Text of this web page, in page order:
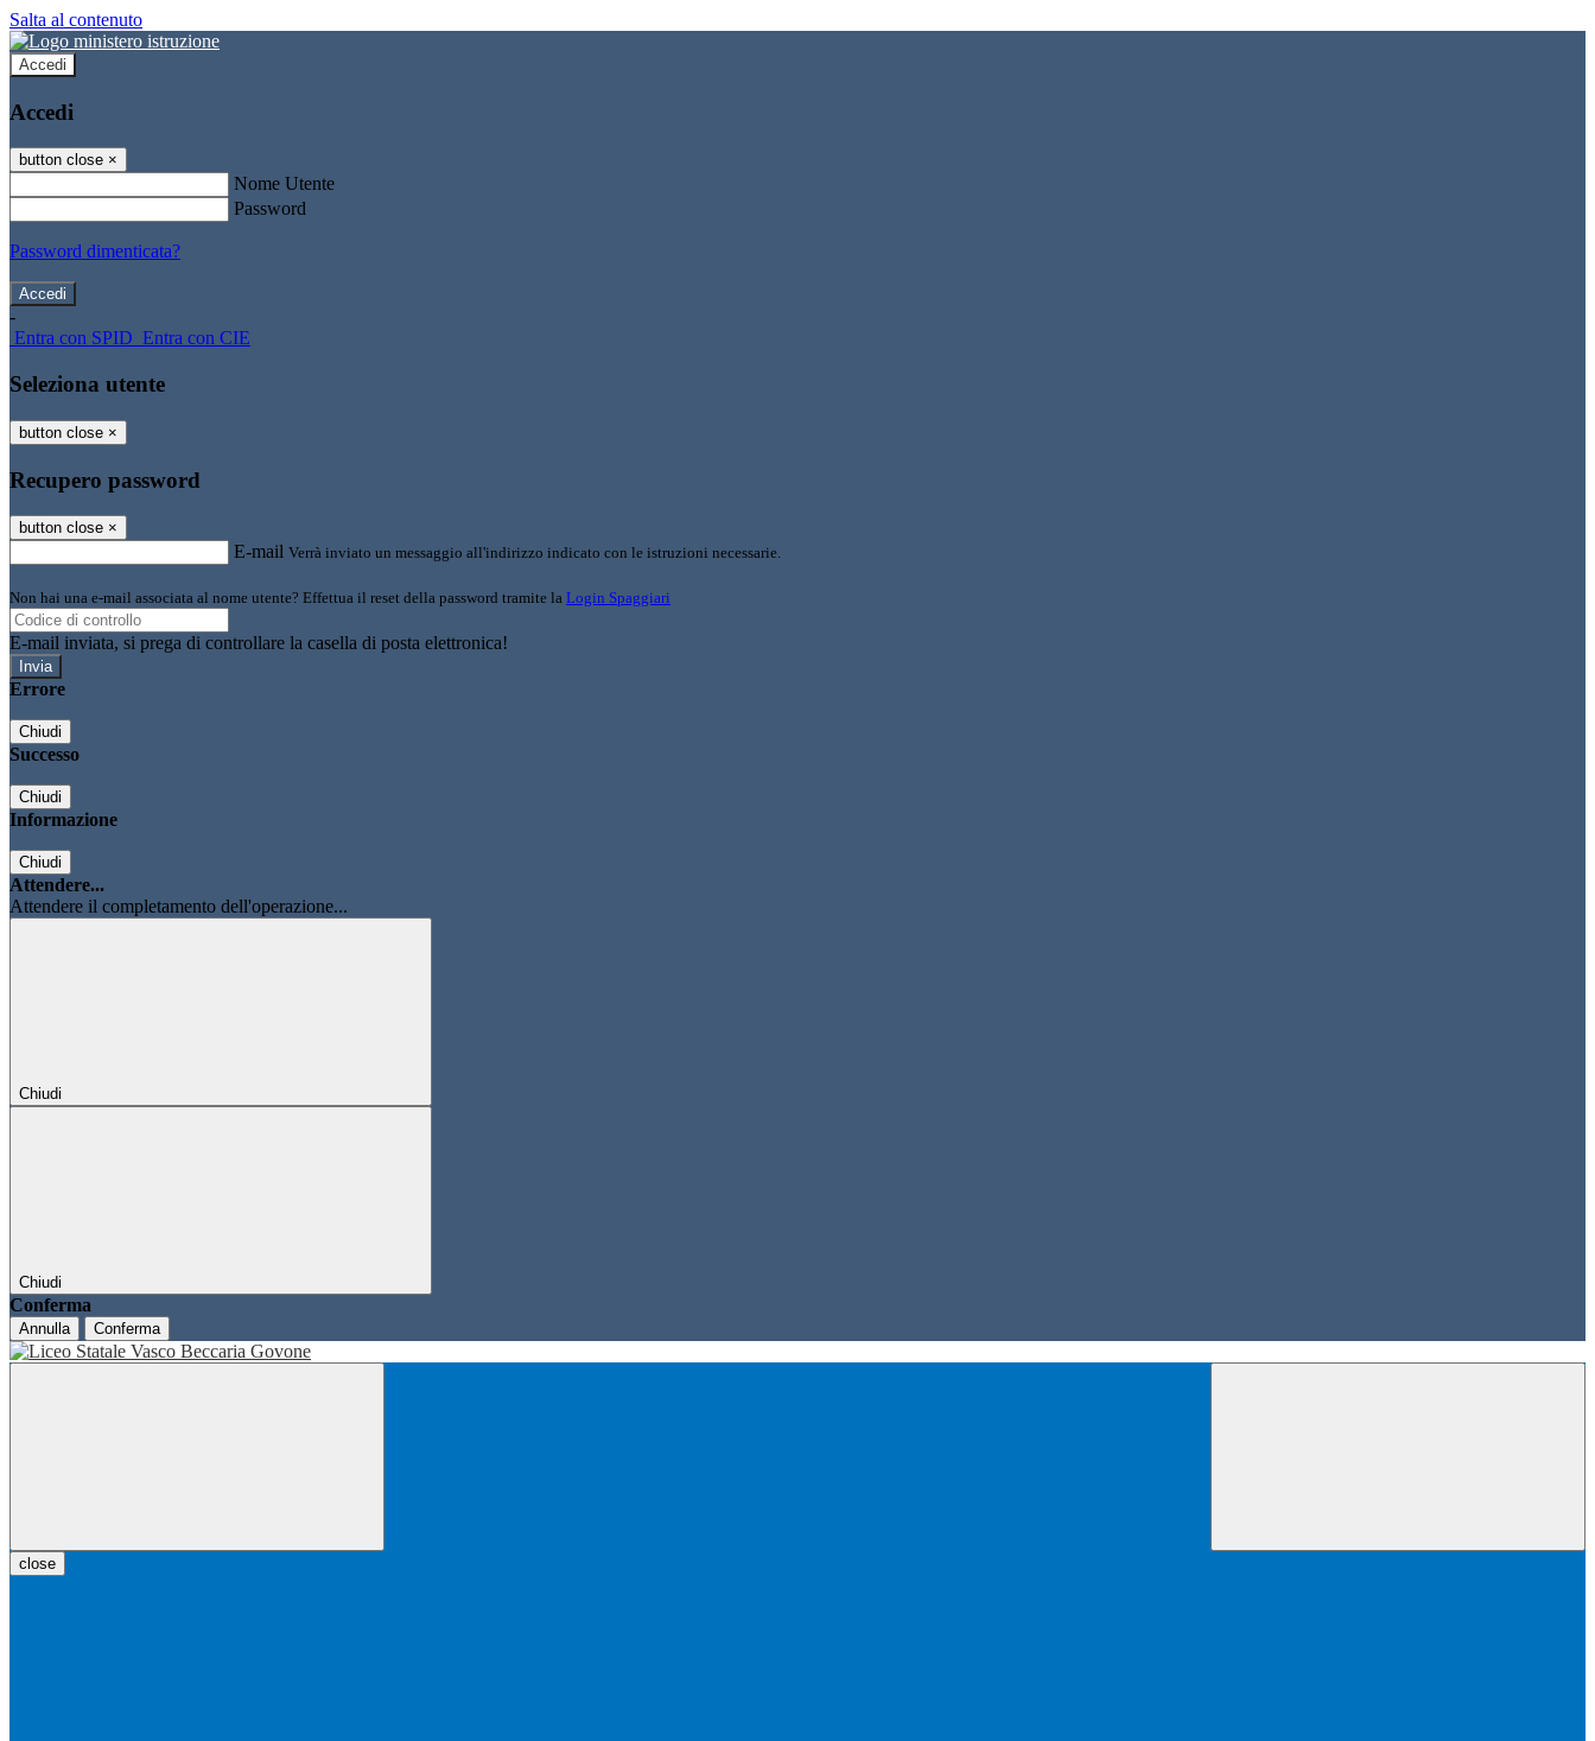
Salta al contenuto
Accedi
Accedi
button close ×
Nome Utente
Password
Password dimenticata?
-
Entra con SPID Entra con CIE
Seleziona utente
button close ×
Recupero password
button close ×
E-mail Verrà inviato un messaggio all'indirizzo indicato con le istruzioni necessarie.
Non hai una e-mail associata al nome utente? Effettua il reset della password tramite la Login Spaggiari
E-mail inviata, si prega di controllare la casella di posta elettronica!
Errore
Chiudi
Successo
Chiudi
Informazione
Chiudi
Attendere...
Attendere il completamento dell'operazione...
Chiudi
Chiudi
Conferma
Annulla Conferma
close